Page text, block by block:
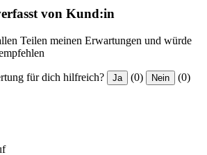
von Kund:in
Teilen meinen Erwartungen und würde
für dich hilfreich? Ja (0) Nein (0)